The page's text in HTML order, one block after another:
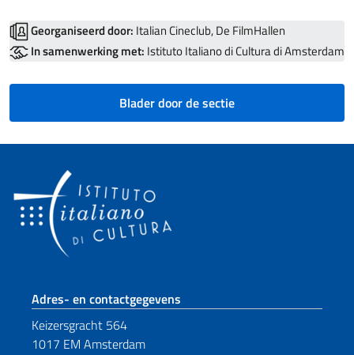
Georganiseerd door: Italian Cineclub, De FilmHallen
In samenwerking met: Istituto Italiano di Cultura di Amsterdam
Blader door de sectie
Voetregel sectie
Adres- en contactgegevens
Keizersgracht 564
1017 EM Amsterdam